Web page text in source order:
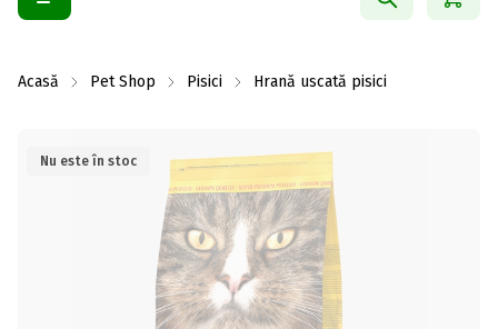
Acasă Pet Shop Pisici Hrană uscată pisici
Nu este în stoc